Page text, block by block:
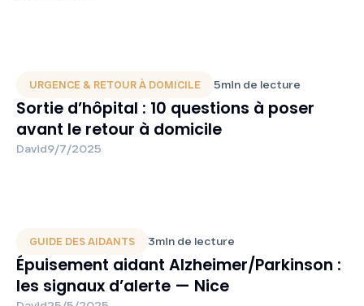
URGENCE & RETOUR À DOMICILE 5min de lecture
Sortie d’hôpital : 10 questions à poser
avant le retour à domicile
David9/7/2025
GUIDE DES AIDANTS 3min de lecture
Épuisement aidant Alzheimer/Parkinson :
les signaux d’alerte — Nice